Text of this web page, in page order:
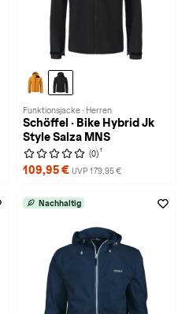
Funktionsjacke · Herren
Schöffel · Bike Hybrid Jk
Style Salza MNS
(0) 1
109,95 € UVP 179,95 €
Nachhaltig